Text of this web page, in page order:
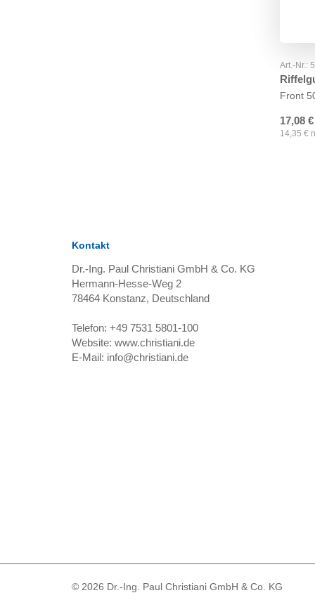
Art.-Nr.:
Front
17,08 €
14,35 €
Kontakt
Dr.-Ing. Paul Christiani GmbH & Co. KG
Hermann-Hesse-Weg 2
78464 Konstanz, Deutschland
Telefon: +49 7531 5801-100
Website: www.christiani.de
E-Mail: info@christiani.de
© 2026 Dr.-Ing. Paul Christiani GmbH & Co. KG